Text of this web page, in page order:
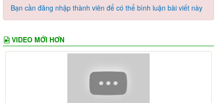
Bạn cần đăng nhập thành viên để có thể bình luận bài viết này
VIDEO MỚI HƠN